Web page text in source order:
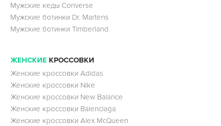
Мужские кеды Converse
Мужские ботинки Dr. Martens
Мужские ботинки Timberland
ЖЕНСКИЕ КРОССОВКИ
Женские кроссовки Adidas
Женские кроссовки Nike
Женские кроссовки New Balance
Женские кроссовки Balenciaga
Женские кроссовки Alex McQueen